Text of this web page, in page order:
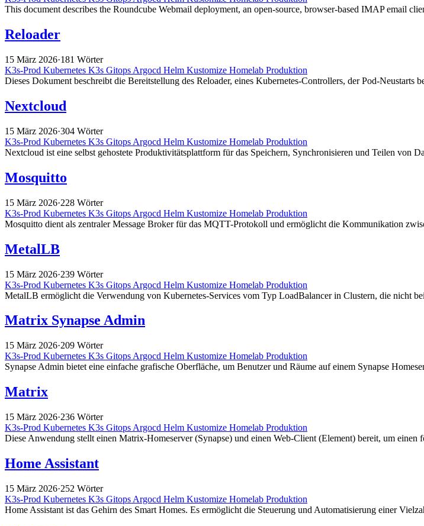
This document describes the Roundcube Webmail deployment, an open-source, browser-based IMAP email
Reloader
15 März 2026·181 Wörter
K3s-Prod Kubernetes K3s Gitops Argocd Helm Kustomize Homelab Produktion
Dieses Dokument beschreibt die Bereitstellung des Reloader, eines Kubernetes-Controllers, der Pod-Neustarts
Nextcloud
15 März 2026·304 Wörter
K3s-Prod Kubernetes K3s Gitops Argocd Helm Kustomize Homelab Produktion
Nextcloud ist eine selbst gehostete Produktivitätsplattform für das Speichern, Synchronisieren und Teilen von
Mosquitto
15 März 2026·228 Wörter
K3s-Prod Kubernetes K3s Gitops Argocd Helm Kustomize Homelab Produktion
Mosquitto dient als zentraler Message Broker für das MQTT-Protokoll und ermöglicht die Kommunikation
MetalLB
15 März 2026·239 Wörter
K3s-Prod Kubernetes K3s Gitops Argocd Helm Kustomize Homelab Produktion
MetalLB ermöglicht die Verwendung von Kubernetes-Services vom Typ LoadBalancer in Clustern, die nicht
Matrix Synapse Admin
15 März 2026·209 Wörter
K3s-Prod Kubernetes K3s Gitops Argocd Helm Kustomize Homelab Produktion
Synapse Admin bietet eine einfache grafische Oberfläche, um Benutzer und Räume auf einem Synapse
Matrix
15 März 2026·236 Wörter
K3s-Prod Kubernetes K3s Gitops Argocd Helm Kustomize Homelab Produktion
Diese Anwendung stellt einen Matrix-Homeserver (Synapse) und einen Web-Client (Element) bereit, um einen
Home Assistant
15 März 2026·252 Wörter
K3s-Prod Kubernetes K3s Gitops Argocd Helm Kustomize Homelab Produktion
Home Assistant ist das Gehirn des Smart Homes. Es ermöglicht die Steuerung und Automatisierung einer